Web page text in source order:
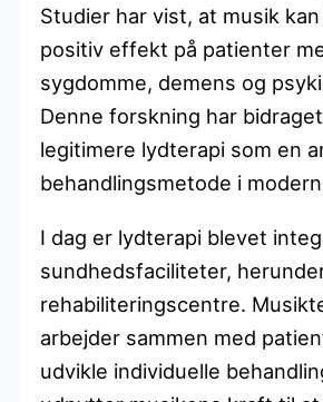
Studier har vist, at musik
positiv effekt på patienter
sygdomme, demens og
Denne forskning har
legitimere lydterapi som en
behandlingsmetode i
I dag er lydterapi blevet
sundhedsfaciliteter,
rehabiliteringscentre.
arbejder sammen med
udvikle individuelle